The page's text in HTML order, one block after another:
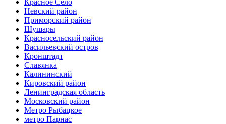
Красное Село
Невский район
Приморский район
Шушары
Красносельский район
Васильевский остров
Кронштадт
Славянка
Калининский
Кировский район
Ленинградская область
Московский район
Метро Рыбацкое
метро Парнас